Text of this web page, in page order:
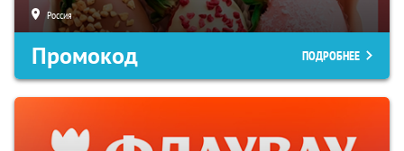
Россия
Промокод ПОДРОБНЕЕ